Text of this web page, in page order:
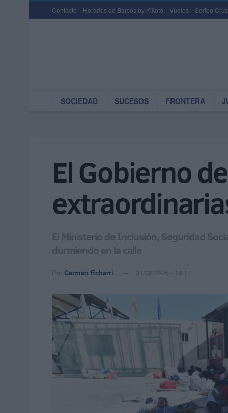
Contacto Horarios de Barcos by Kikoto Vuelos Sorteo
SOCIEDAD SUCESOS FRONTERA
El Gobierno
El Ministerio de Inclusión, Seguridad
durmiendo en la calle
Por Carmen Echarri 31/08/2025 - 18:17